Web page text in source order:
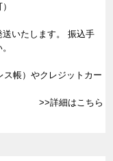
いたします。 振込手
帳）やクレジットカー
>>詳細はこちら